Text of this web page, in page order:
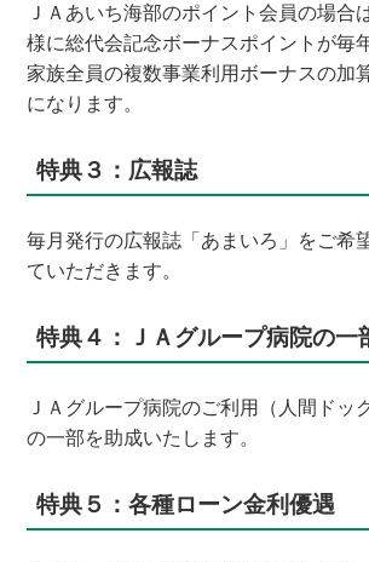
ＪＡあいち海部のポイント会員の場合
様に総代会記念ボーナスポイントが毎
家族全員の複数事業利用ボーナスの加
になります。
特典３：広報誌
毎月発行の広報誌「あまいろ」をご希
ていただきます。
特典４：ＪＡグループ病院の一
ＪＡグループ病院のご利用（人間ドッ
の一部を助成いたします。
特典５：各種ローン金利優遇